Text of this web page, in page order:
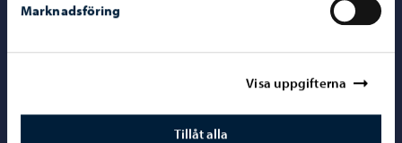
Marknadsföring
Visa uppgifterna
Tillåt alla
Sociala medier